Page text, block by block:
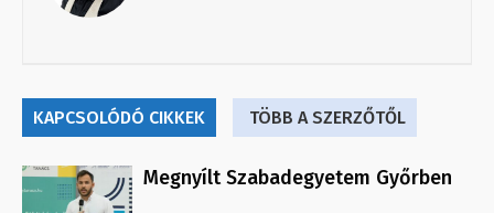
KAPCSOLÓDÓ CIKKEK TÖBB A SZERZŐTŐL
Megnyílt Szabadegyetem Győrben